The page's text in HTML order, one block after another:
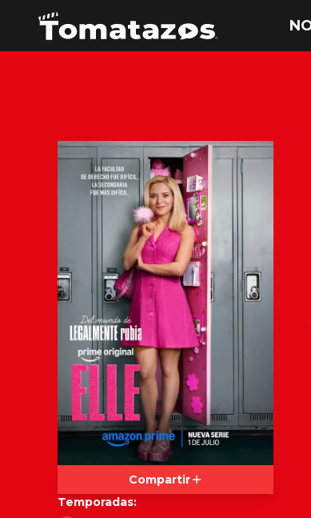
Compartir
Temporadas: